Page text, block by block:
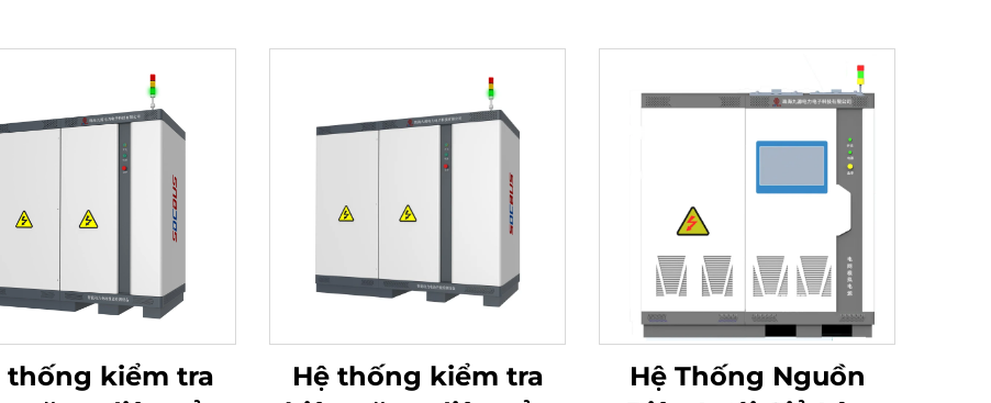
thống kiểm tra
Hệ thống kiểm tra
Hệ Thống Nguồn